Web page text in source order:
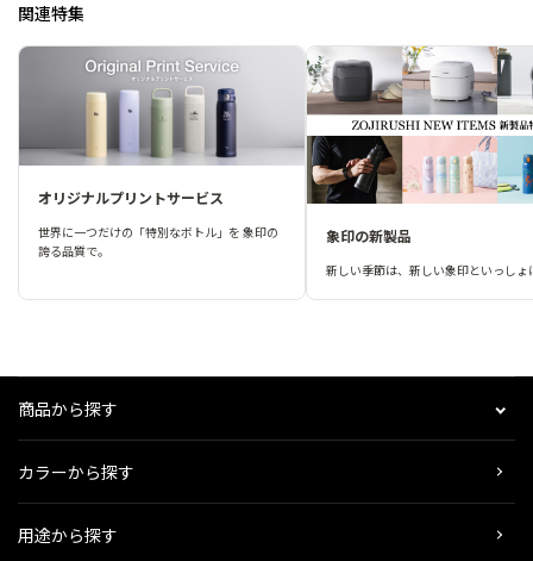
関連特集
オリジナルプリントサービス
世界に一つだけの「特別なボトル」を 象印の
誇る品質で。
象印の新製品
新しい季節は、新しい象印といっしょ
商品から探す
カラーから探す
用途から探す